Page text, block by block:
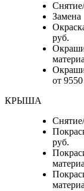
Замена
руб.
от
КРЫША
руб.